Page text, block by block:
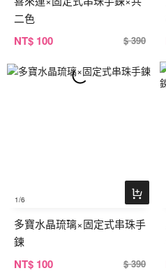
二色
NT$ 100 $ 390
1/6
多寶水晶琉璃×固定式串珠手
鍊
NT$ 100 $ 390